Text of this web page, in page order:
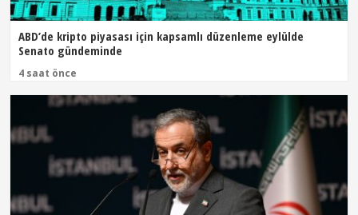
ABD’de kripto piyasası için kapsamlı düzenleme eylülde
Senato gündeminde
4 saat önce